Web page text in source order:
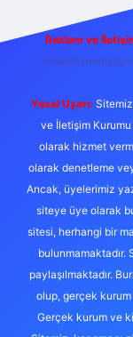
Reklam ve
Yasal Uyarı:
ve İletişim Kurumu
olarak hizmet
olarak denetleme
Ancak, üyelerimiz
siteye üye olarak
sitesi, herhangi bir
bulunmamaktadır.
paylaşılmaktadır.
olup, gerçek kurum
Gerçek kurum ve